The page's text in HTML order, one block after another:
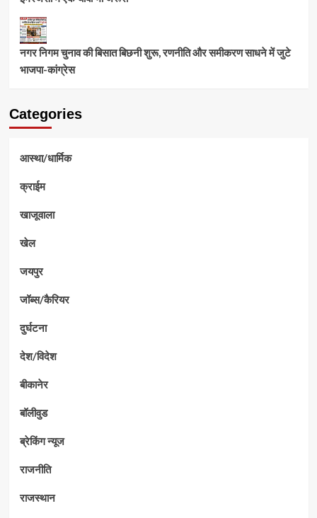
नगर निगम चुनाव की बिसात बिछनी शुरू, रणनीति और समीकरण साधने में जुटे
भाजपा-कांग्रेस
Categories
आस्था/धार्मिक
क्राईम
खाजूवाला
खेल
जयपुर
जॉब्स/कैरियर
दुर्घटना
देश/विदेश
बीकानेर
बॉलीवुड
ब्रेकिंग न्यूज
राजनीति
राजस्थान